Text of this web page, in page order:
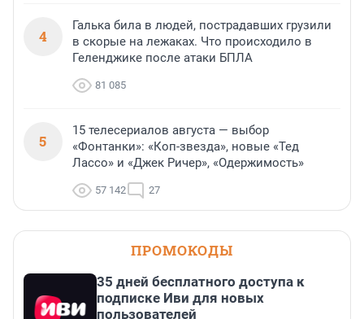
4
Галька била в людей, пострадавших грузили
в скорые на лежаках. Что происходило в
Геленджике после атаки БПЛА
81 085
5
15 телесериалов августа — выбор
«Фонтанки»: «Коп-звезда», новые «Тед
Лассо» и «Джек Ричер», «Одержимость»
57 142 27
ПРОМОКОДЫ
35 дней бесплатного доступа к
подписке Иви для новых
пользователей